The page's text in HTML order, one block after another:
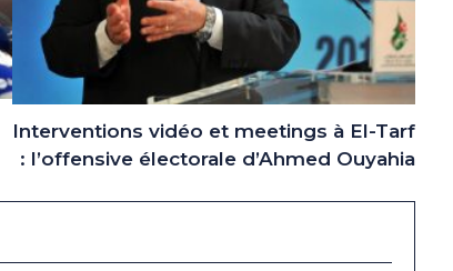
Interventions vidéo et meetings à El-Tarf
: l’offensive électorale d’Ahmed Ouyahia